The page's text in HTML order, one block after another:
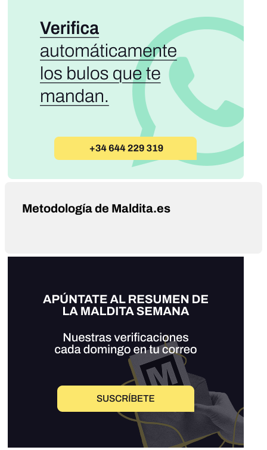
Metodología de Maldita.es